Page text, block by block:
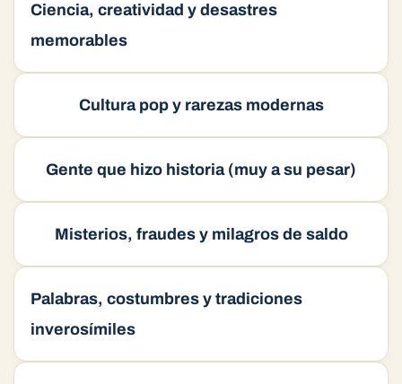
Ciencia, creatividad y desastres
memorables
Cultura pop y rarezas modernas
Gente que hizo historia (muy a su pesar)
Misterios, fraudes y milagros de saldo
Palabras, costumbres y tradiciones
inverosímiles